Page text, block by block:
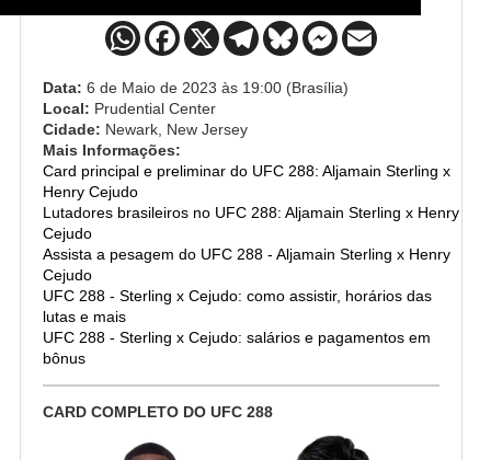
Data: 6 de Maio de 2023 às 19:00 (Brasília)
Local: Prudential Center
Cidade: Newark, New Jersey
Mais Informações:
Card principal e preliminar do UFC 288: Aljamain Sterling x
Henry Cejudo
Lutadores brasileiros no UFC 288: Aljamain Sterling x Henry
Cejudo
Assista a pesagem do UFC 288 - Aljamain Sterling x Henry
Cejudo
UFC 288 - Sterling x Cejudo: como assistir, horários das
lutas e mais
UFC 288 - Sterling x Cejudo: salários e pagamentos em
bônus
CARD COMPLETO DO UFC 288